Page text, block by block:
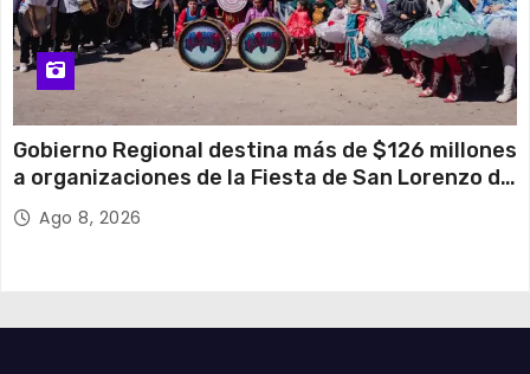
Gobierno Regional destina más de $126 millones
a organizaciones de la Fiesta de San Lorenzo de
Tarapacá
Ago 8, 2026